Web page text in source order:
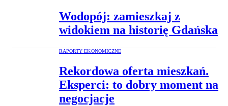
Wodopój: zamieszkaj z
widokiem na historię Gdańska
RAPORTY EKONOMICZNE
Rekordowa oferta mieszkań.
Eksperci: to dobry moment na
negocjacje